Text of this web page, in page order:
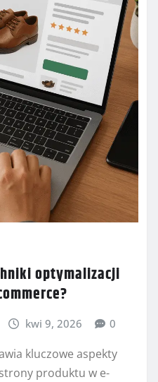
optymalizacji
kwi 9, 2026 0
kluczowe aspekty
produktu w e-